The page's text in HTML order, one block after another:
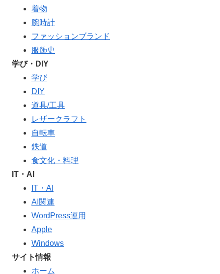
着物
腕時計
ファッションブランド
服飾史
学び・DIY
学び
DIY
道具/工具
レザークラフト
自転車
鉄道
食文化・料理
IT・AI
IT・AI
AI関連
WordPress運用
Apple
Windows
サイト情報
ホーム